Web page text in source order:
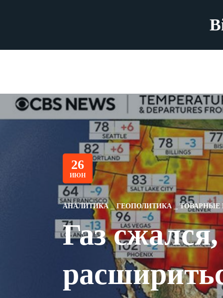
26
ИЮН
АНАЛИТИКА ГЕОПОЛИТИКА ТОВАРНЫЕ
Газ